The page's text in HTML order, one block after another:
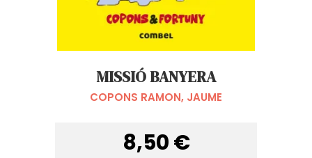
MISSIÓ BANYERA
COPONS RAMON, JAUME
8,50 €